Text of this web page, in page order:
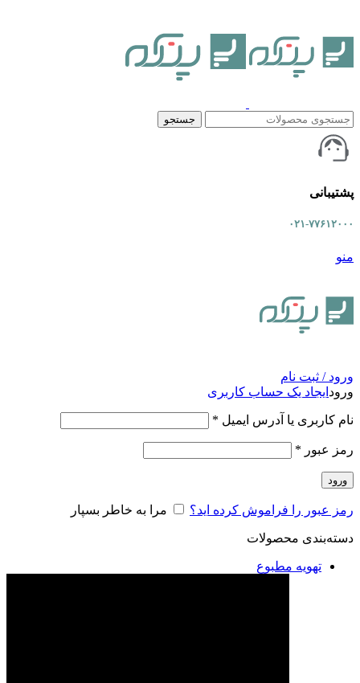
جستجو
پشتیبانی
۰۲۱-۷۷۶۱۲۰۰۰
منو
ورود / ثبت نام
ورود ایجاد یک حساب کاربری
نام کاربری یا آدرس ایمیل *
رمز عبور *
ورود
رمز عبور را فراموش کرده اید؟ مرا به خاطر بسپار
دسته‌بندی محصولات
تهویه مطبوع